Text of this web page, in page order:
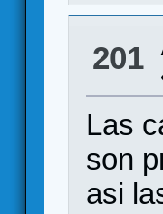
201
Las
son
asi